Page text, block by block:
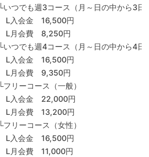
└いつでも週3コース（月～日の中から3日
L入会金 16,500円
L月会費 8,250円
└いつでも週4コース（月～日の中から4日
L入会金 16,500円
L月会費 9,350円
└フリーコース（一般）
L入会金 22,000円
L月会費 13,200円
└フリーコース（女性）
L入会金 16,500円
L月会費 11,000円